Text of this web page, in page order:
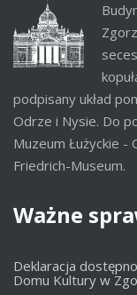
podpisany układ
Odrze i Nysie. Do
Muzeum Łużyckie -
Friedrich-Museum.
Ważne
Deklaracja
Domu Kultury w